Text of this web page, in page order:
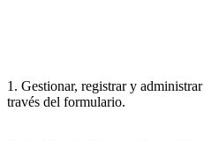
1. Gestionar, registrar y
través del formulario.